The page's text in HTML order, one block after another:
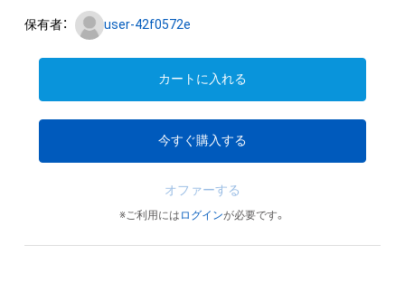
保有者： user-42f0572e
カートに入れる
今すぐ購入する
オファーする
※ご利用には ログインが必要です。